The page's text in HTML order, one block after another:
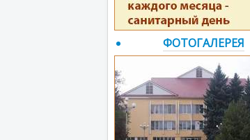
ФОТОГАЛЕРЕЯ